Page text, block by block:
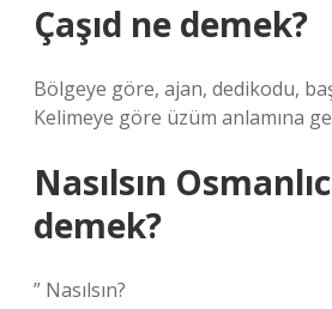
Çaşıd ne demek?
Bölgeye göre, ajan, dedikodu,
Kelimeye göre üzüm anlamına
Nasılsın
demek?
” Nasılsın?